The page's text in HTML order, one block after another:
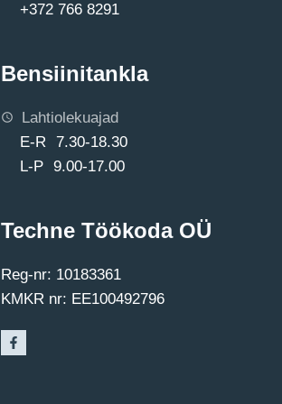
+372 766 8291
Bensiinitankla
Lahtiolekuajad
E-R 7.30-18.30
L-P 9.00-17.00
Techne Töökoda OÜ
Reg-nr: 10183361
KMKR nr: EE100492796